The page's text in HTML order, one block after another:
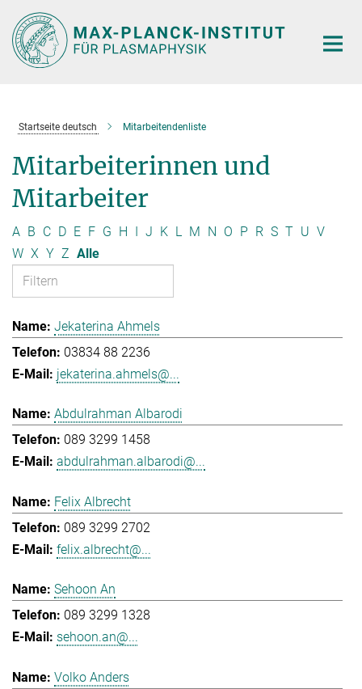
Hauptinhalt
Startseite deutsch Mitarbeitendenliste
Mitarbeiterinnen und
Mitarbeiter
A B C D E F G H I J K L M N O P R S T U V
W X Y Z Alle
Jekaterina Ahmels
03834 88 2236
jekaterina.ahmels@...
Abdulrahman Albarodi
089 3299 1458
abdulrahman.albarodi@...
Felix Albrecht
089 3299 2702
felix.albrecht@...
Sehoon An
089 3299 1328
sehoon.an@...
Volko Anders